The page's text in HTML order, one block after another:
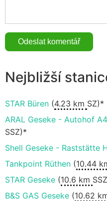
Nejbližší
STAR Büren (4.23 km SZ)*
ARAL Geseke - Autohof
SSZ)*
Shell Geseke - Raststätte
Tankpoint Rüthen (10.44
STAR Geseke (10.6 km
B&S GAS Geseke (10.62